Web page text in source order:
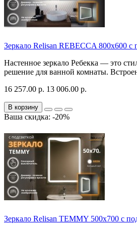
Зеркало Relisan REBECCA 800х600 с
Настенное зеркало Ребекка — это
решение для ванной комнаты.
16 257.00 р. 13 006.00 р.
В корзину
Ваша скидка: -20%
Зеркало Relisan TEMMY 500х700 с